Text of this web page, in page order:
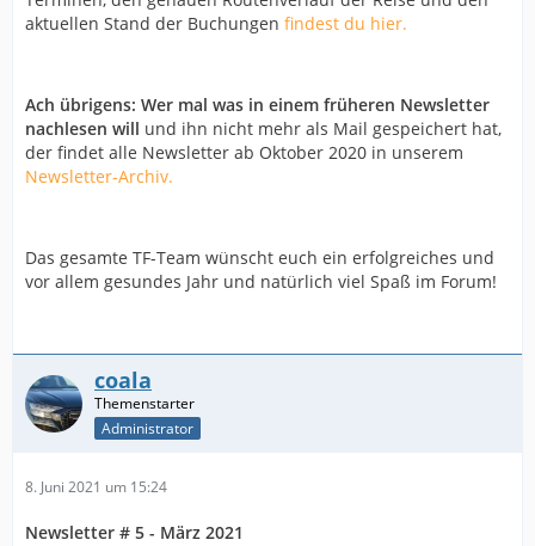
aktuellen Stand der Buchungen findest du hier.
Ach übrigens: Wer mal was in einem früheren Newsletter
nachlesen will und ihn nicht mehr als Mail gespeichert hat,
der findet alle Newsletter ab Oktober 2020 in unserem
Newsletter-Archiv.
Das gesamte TF-Team wünscht euch ein erfolgreiches und
vor allem gesundes Jahr und natürlich viel Spaß im Forum!
coala
Administrator
8. Juni 2021 um 15:24
Newsletter # 5 - März 2021